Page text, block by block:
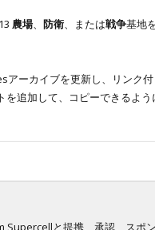
農場、 防衛 、または戦争基地
アーカイブを更新し、リンク
を追加して、コピーできるよ
Supercellと提携、承認、スポ